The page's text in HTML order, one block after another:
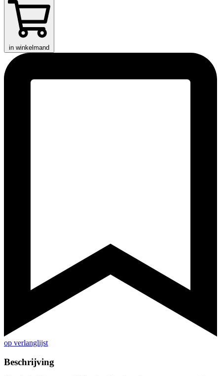
in winkelmand
op verlanglijst
Beschrijving